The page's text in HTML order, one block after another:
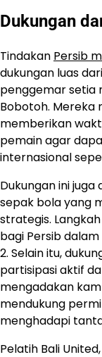
Dukungan
Tindakan Persib
dukungan luas
penggemar setia
Bobotoh.
memberikan
pemain agar
internasional
Dukungan ini
sepak bola yang
strategis.
bagi Persib
2. Selain itu,
partisipasi aktif
mengadakan
mendukung
menghadapi
Pelatih Bali